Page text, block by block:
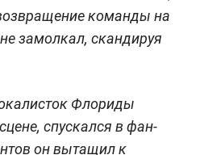
команды на
замолкал, скандируя
Флориды
спускался в фан-
он вытащил к